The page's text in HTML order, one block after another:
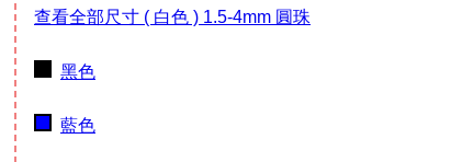
查看全部尺寸 ( 白色 ) 1.5-4mm 圓珠
黑色
藍色